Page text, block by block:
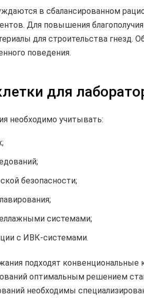
в сбалансированном
Для повышения
для строительства гнезд.
поведения.
для
необходимо учитывать:
безопасности;
системами;
с ИВК-системами.
подходят
оптимальным решением
необходимы